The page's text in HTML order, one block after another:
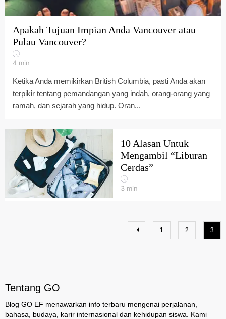
Apakah Tujuan Impian Anda Vancouver atau
Pulau Vancouver?
4 min
Ketika Anda memikirkan British Columbia, pasti Anda akan
terpikir tentang pemandangan yang indah, orang-orang yang
ramah, dan sejarah yang hidup. Oran...
10 Alasan Untuk
Mengambil “Liburan
Cerdas”
3 min
1 2 3
Tentang GO
Blog GO EF menawarkan info terbaru mengenai perjalanan,
bahasa, budaya, karir internasional dan kehidupan siswa. Kami